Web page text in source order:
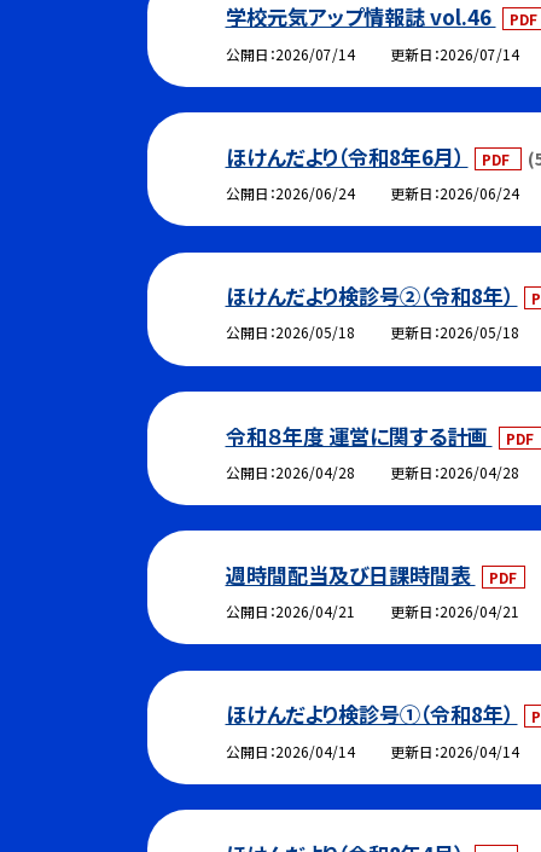
学校元気アップ情報誌 vol.46
PDF
公開日 2026/07/14 更新日 2026/07/14
ほけんだより（令和8年6月） PDF
公開日 2026/06/24 更新日 2026/06/24
ほけんだより検診号②（令和8年）
公開日 2026/05/18 更新日 2026/05/18
令和８年度 運営に関する計画
PDF
公開日 2026/04/28 更新日 2026/04/28
週時間配当及び日課時間表
PDF
公開日 2026/04/21 更新日 2026/04/21
ほけんだより検診号①（令和8年）
公開日 2026/04/14 更新日 2026/04/14